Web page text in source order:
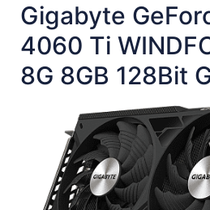
Gigabyte
4060 Ti
8G 8GB 128Bit